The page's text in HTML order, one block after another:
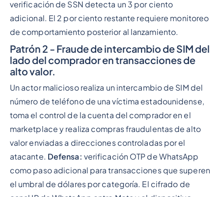
verificación de SSN detecta un 3 por ciento
adicional. El 2 por ciento restante requiere monitoreo
de comportamiento posterior al lanzamiento.
Patrón 2 - Fraude de intercambio de SIM del
lado del comprador en transacciones de
alto valor.
Un actor malicioso realiza un intercambio de SIM del
número de teléfono de una víctima estadounidense,
toma el control de la cuenta del comprador en el
marketplace y realiza compras fraudulentas de alto
valor enviadas a direcciones controladas por el
atacante. Defensa: verificación OTP de WhatsApp
como paso adicional para transacciones que superen
el umbral de dólares por categoría. El cifrado de